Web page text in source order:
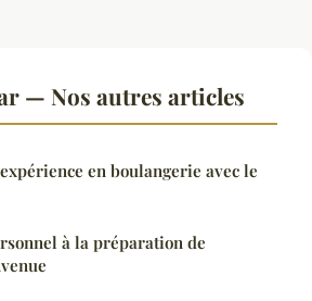
— Nos autres articles
en boulangerie avec le
à la préparation de